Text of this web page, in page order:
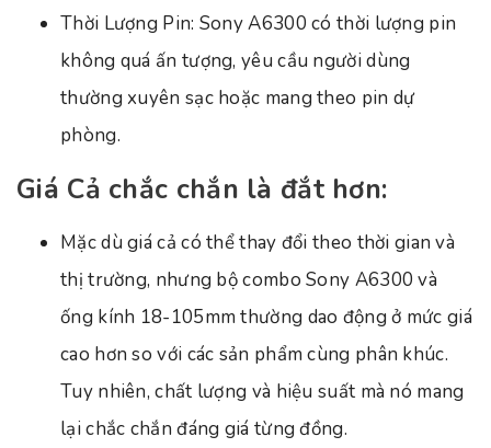
Thời Lượng Pin: Sony A6300 có thời lượng pin
không quá ấn tượng, yêu cầu người dùng
thường xuyên sạc hoặc mang theo pin dự
phòng.
Giá Cả chắc chắn là đắt hơn:
Mặc dù giá cả có thể thay đổi theo thời gian và
thị trường, nhưng bộ combo Sony A6300 và
ống kính 18-105mm thường dao động ở mức giá
cao hơn so với các sản phẩm cùng phân khúc.
Tuy nhiên, chất lượng và hiệu suất mà nó mang
lại chắc chắn đáng giá từng đồng.